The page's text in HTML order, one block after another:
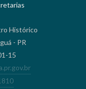
Histórico
- PR
15